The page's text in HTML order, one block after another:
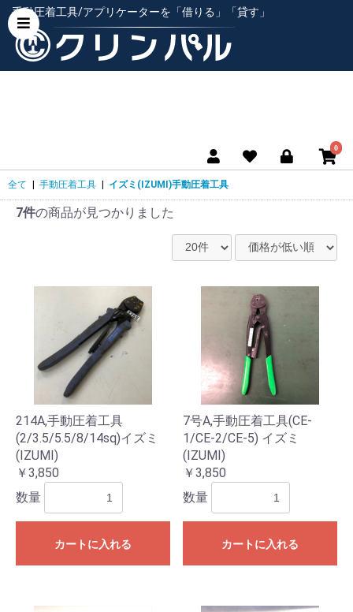
手動圧着工具/アプリケーターを「借りる」「貸す」
0
全て 手動圧着工具 イズミ(IZUMI)手動圧着工具
7件の商品が見つかりました
214A,手動圧着工具
(2/3.5/5.5/8/14sq)イズミ
(IZUMI)
￥3,850
数量
カートに入れる
7号A,手動圧着工具(CE-
1/CE-2/CE-5) イズミ
(IZUMI)
￥3,850
数量
カートに入れる